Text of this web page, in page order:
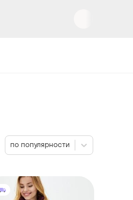
по популярности